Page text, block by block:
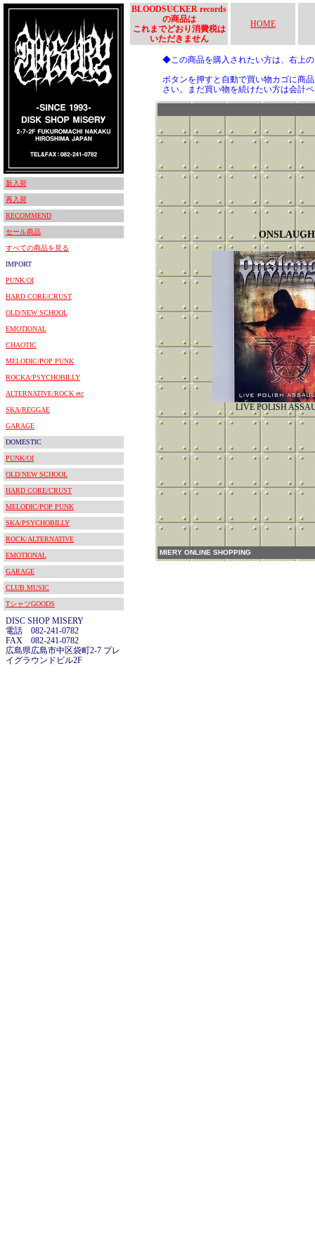
新入荷
再入荷
RECOMMEND
セール商品
すべての商品を見る
IMPORT
PUNK/OI
HARD CORE/CRUST
OLD/NEW SCHOOL
EMOTIONAL
CHAOTIC
MELODIC/POP PUNK
ROCKA/PSYCHOBILLY
ALTERNATIVE/ROCK etc
SKA/REGGAE
GARAGE
DOMESTIC
PUNK/OI
OLD/NEW SCHOOL
HARD CORE/CRUST
MELODIC/POP PUNK
SKA/PSYCHOBILLY
ROCK/ALTERNATIVE
EMOTIONAL
GARAGE
CLUB MUSIC
TシャツGOODS
DISC SHOP MISERY
電話 082-241-0782
FAX 082-241-0782
広島県広島市中区袋町2-7 プレ
イグラウンドビル2F
BLOODSUCKER records
の商品は
これまでどおり消費税は
いただきません
HOME
◆この商品を購入されたい方は、右上
ボタンを押すと自動で買い物カゴに商
さい。まだ買い物を続けたい方は会計
LIVE POLISH
MIERY ONLINE SHOPPING